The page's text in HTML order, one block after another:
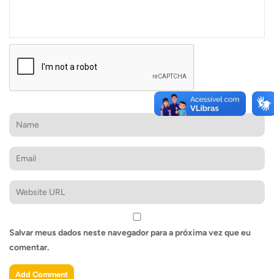
Salvar meus dados neste navegador para a próxima vez que eu
comentar.